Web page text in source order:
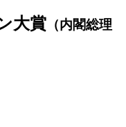
大賞 （内閣総理